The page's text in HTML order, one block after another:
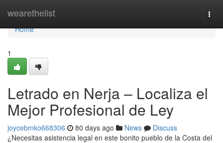
wearethelist
Home
Home
1
Letrado en Nerja – Localiza el
Mejor Profesional de Ley
joycebmko668306 80 days ago News
Discuss
¿Necesitas asistencia legal en este bonito pueblo de la Costa del